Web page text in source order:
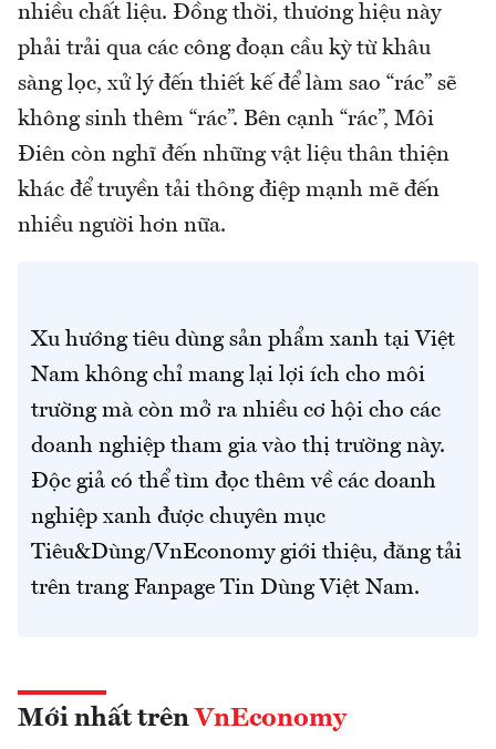
nhiều chất liệu. Đồng thời, thương hiệu này
phải trải qua các công đoạn cầu kỳ từ khâu
sàng lọc, xử lý đến thiết kế để làm sao “rác” sẽ
không sinh thêm “rác”. Bên cạnh “rác”, Môi
Điên còn nghĩ đến những vật liệu thân thiện
khác để truyền tải thông điệp mạnh mẽ đến
nhiều người hơn nữa.
Xu hướng tiêu dùng sản phẩm xanh tại Việt
Nam không chỉ mang lại lợi ích cho môi
trường mà còn mở ra nhiều cơ hội cho các
doanh nghiệp tham gia vào thị trường này.
Độc giả có thể tìm đọc thêm về các doanh
nghiệp xanh được chuyên mục
Tiêu&Dùng/VnEconomy giới thiệu, đăng tải
trên trang Fanpage Tin Dùng Việt Nam.
Mới nhất trên VnEconomy